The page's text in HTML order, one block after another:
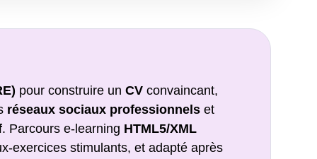
pour construire un CVconvaincant,
réseaux sociaux professionnelset
. Parcours e-learning HTML5/XML
exercices stimulants, et adapté après